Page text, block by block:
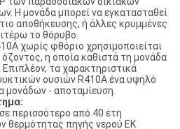
Η μονάδα μπορεί να εγκατασταθεί
αποθήκευσης, ή άλλες κρυμμένες
το θόρυβο.
χωρίς φθόριο χρησιμοποιείται
η οποία καθιστά τη μονάδα
Επιπλέον, τα χαρακτηριστικά
ουσιών R410A ένα υψηλό
μονάδων - αποταμίευση.
περισσότερο από 40 έτη
θερμότητας πηγής νερού EK